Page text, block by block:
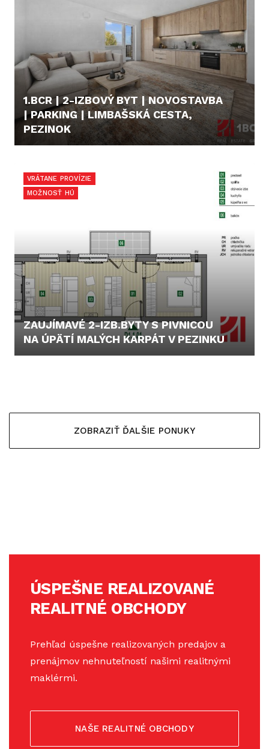
1.BCR | 2-IZBOVÝ BYT | NOVOSTAVBA
| PARKING | LIMBAŠSKÁ CESTA,
PEZINOK
VRÁTANE PROVÍZIE
MOŽNOSŤ HÚ
ZAUJÍMAVÉ 2-IZB.BYTY S PIVNICOU
NA ÚPÄTÍ MALÝCH KARPÁT V PEZINKU
ZOBRAZIŤ ĎALŠIE PONUKY
ÚSPEŠNE REALIZOVANÉ
REALITNÉ OBCHODY
Prehľad úspešne realizovaných predajov a
prenájmov nehnuteľností našimi realitnými
maklérmi.
NAŠE REALITNÉ OBCHODY